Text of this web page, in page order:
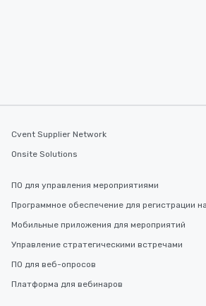
Cvent Supplier Network
Onsite Solutions
ПО для управления мероприятиями
Программное обеспечение для регистрации
Мобильные приложения для мероприятий
Управление стратегическими встречами
ПО для веб-опросов
Платформа для вебинаров